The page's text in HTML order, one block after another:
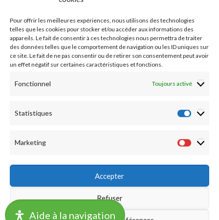
Pour offrir les meilleures expériences, nous utilisons des technologies
telles que les cookies pour stocker et/ou accéder aux informations des
appareils. Le fait de consentir à ces technologies nous permettra de traiter
des données telles que le comportement de navigation ou les ID uniques sur
ce site. Le fait de ne pas consentir ou de retirer son consentement peut avoir
un effet négatif sur certaines caractéristiques et fonctions.
Fonctionnel Toujours activé
Statistiques
Marketing
Accepter
Refuser
Nos essais cliniques
Ecoles paramédicales
Mentions légales
Aide à la navigation